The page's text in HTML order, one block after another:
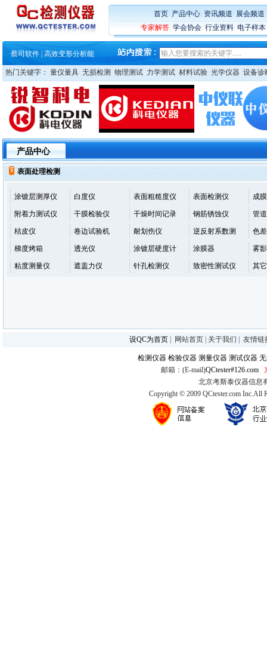
首页: 产品中心: 资讯频道: 展会频道
专家解答: 学会协会: 行业资料: 电子样本
铸就AI服务器质量动脉 – 高
ZEISS BOSELLO ADR 让内部缺
蔡司和亿纬锂能达成战略合作
·大牌云集 买家升级 ——26
·蔡司软件 | 高效变形分析能
·铸就AI服务器质量动脉 – 高
·铸就AI服务器质量动脉 – 高
ZEISS BOSELLO ADR 让内部缺
蔡司和亿纬锂能达成战略合作
大牌云集 买家升级 ——26
热门关键字： 量仪量具 无损检测 物理测试 力学测试 材料试验 光学仪器 设备诊
产品中心
表面处理检测
涂镀层测厚仪 白度仪 表面粗糙度仪 表面检测仪 成
附着力测试仪 干膜检验仪 干燥时间记录 钢筋锈蚀仪 管
桔皮仪 卷边试验机 耐划伤仪 逆反射系数测 色
梯度烤箱 透光仪 涂镀层硬度计 涂膜器 雾
粘度测量仪 遮盖力仪 针孔检测仪 致密性测试仪 其
设QC为首页 网站首页 关于我们 友情链
检测仪器 检验仪器 测量仪器 测试仪器
邮箱：(E-mail)QCtester#126.com
北京考斯泰仪器信息
Copyright © 2009 QCtester.com Inc.All